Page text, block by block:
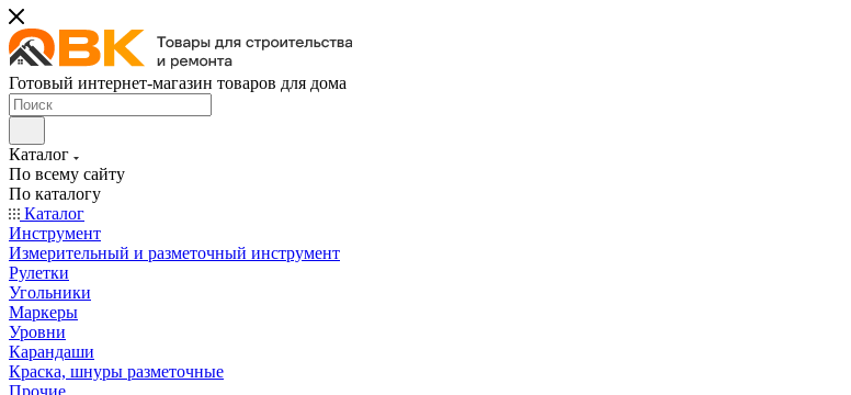
Готовый интернет-магазин товаров для дома
Каталог
По всему сайту
По каталогу
Каталог
Инструмент
Измерительный и разметочный инструмент
Рулетки
Угольники
Маркеры
Уровни
Карандаши
Краска, шнуры разметочные
Прочие